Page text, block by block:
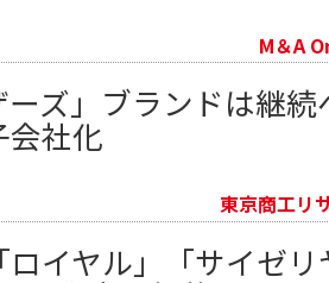
M＆A
ーズ」ブランドは継続
会社化
東京商工リ
ロイヤル」「サイゼ